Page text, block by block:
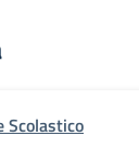
Scolastico